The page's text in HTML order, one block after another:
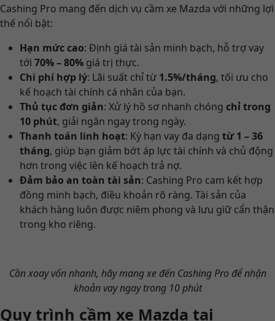
Cashing Pro mang đến dịch vụ cầm xe Mazda với những lợi
thế nổi bật:
Hạn mức cao: Định giá tài sản minh bạch, hỗ trợ vay
tới 70% – 80% giá trị thực.
Chi phí hợp lý: Lãi suất chỉ từ 1.5%/tháng, tối ưu cho
kế hoạch tài chính cá nhân của bạn.
Thủ tục đơn giản: Xử lý hồ sơ nhanh chóng chỉ trong
10 phút, giải ngân ngay trong ngày.
Thanh toán linh hoạt: Kỳ hạn vay đa dạng từ 1 – 36
tháng, giúp bạn giảm bớt áp lực tài chính và chủ động
hơn trong việc lên kế hoạch trả nợ.
Đảm bảo an toàn tài sản: Cashing Pro cam kết hợp
đồng minh bạch, điều khoản rõ ràng. Tài sản của
khách hàng luôn được niêm phong và lưu giữ cẩn thận
trong kho riêng.
Cần xoay vốn nhanh, hãy mang xe đến Cashing Pro để nhận
khoản vay ngay trong 10 phút
Quy trình cầm xe Mazda tại